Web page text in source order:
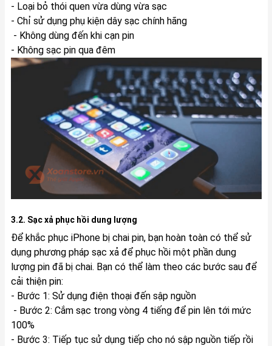
- Loại bỏ thói quen vừa dùng vừa sạc
- Chỉ sử dụng phụ kiện dây sạc chính hãng
- Không dùng đến khi cạn pin
- Không sạc pin qua đêm
3.2. Sạc xả phục hồi dung lượng
Để khắc phục iPhone bị chai pin, bạn hoàn toàn có thể sử
dụng phương pháp sạc xả để phục hồi một phần dung
lượng pin đã bị chai. Bạn có thể làm theo các bước sau để
cải thiện pin:
- Bước 1: Sử dụng điện thoại đến sập nguồn
- Bước 2: Cắm sạc trong vòng 4 tiếng để pin lên tới mức
100%
- Bước 3: Tiếp tục sử dụng tiếp cho nó sập nguồn tiếp rồi